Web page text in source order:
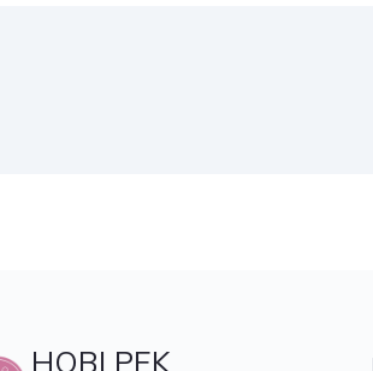
HOBI PEK